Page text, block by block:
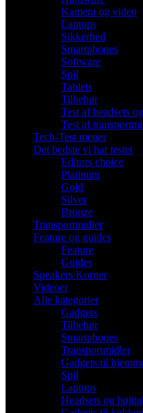
Kamera og video
Laptops
Sikkerhed
Smartphones
Software
Spil
Tablets
Tilbehør
Test af headsets
Test af
Tech-Test mener
Det bedste vi har testet
Editors choice
Platinum
Gold
Silver
Bronze
Transportmidler
Feature og guides
Feature
Guides
Speakers Korner
Videoer
Alle kategorier
Gadgets
Tilbehør
Smartphones
Transportmidler
Gadgets til
Spil
Laptops
Headsets og